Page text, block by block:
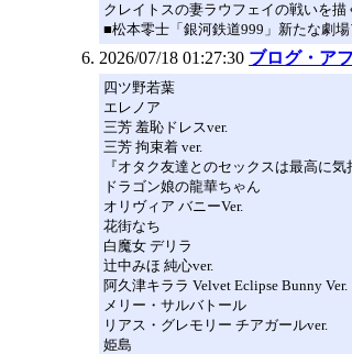
クレイトスの妻ラウフェイの戦いを描
■松本零士「銀河鉄道999」新たな劇
2026/07/18 01:27:30 ブログ・ア
四ツ野若葉
エレノア
三芳 羞恥ドレスver.
三芳 拘束着 ver.
『オタク友達とのセックスは最高に
ドラゴン娘の龍華ちゃん
オリヴィア バニーVer.
花街なち
白魔女 デリラ
辻中みほ 純心ver.
阿久津キララ Velvet Eclipse Bunny Ver.
メリー・サルバトール
リアス・グレモリー チアガールver.
姫島